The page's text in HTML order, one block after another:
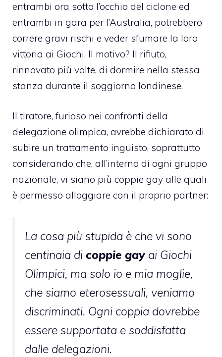
entrambi ora sotto l’occhio del ciclone ed
entrambi in gara per l’Australia, potrebbero
correre gravi rischi e veder sfumare la loro
vittoria ai Giochi. Il motivo? Il rifiuto,
rinnovato più volte, di dormire nella stessa
stanza durante il soggiorno londinese.
Il tiratore, furioso nei confronti della
delegazione olimpica, avrebbe dichiarato di
subire un trattamento inguisto, soprattutto
considerando che, all’interno di ogni gruppo
nazionale, vi siano più coppie gay alle quali
è permesso alloggiare con il proprio partner:
La cosa più stupida è che vi sono
centinaia di coppie gay ai Giochi
Olimpici, ma solo io e mia moglie,
che siamo eterosessuali, veniamo
discriminati. Ogni coppia dovrebbe
essere supportata e soddisfatta
dalle delegazioni.